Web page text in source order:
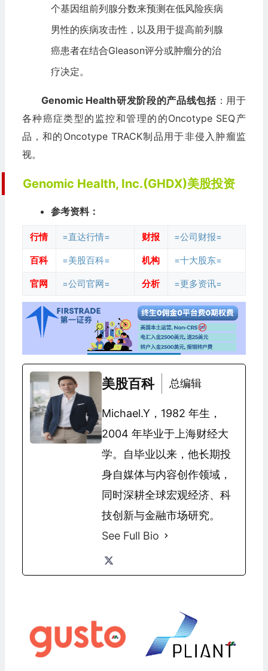
个基因组前列腺分数来预测在低风险疾病
男性的疾病攻击性，以及用于提高前列腺
癌患者在结合Gleason评分或肿瘤分的治
疗决定。
Genomic Health研发阶段的产品线包括：用于
各种癌症类型的监控和管理的的Oncotype SEQ产
品，和的Oncotype TRACK制品用于非侵入肿瘤监
视。
Genomic Health, Inc.(GHDX)美股投资
参考资料：
行情 =直达行情= 财报 =公司财报=
百科 =美股百科= 机构 =十大股东=
官网 =公司官网= 分析 =更多资讯=
美股百科 总编辑
Michael.Y，1982 年生，
2004 年毕业于上海财经大
学。自毕业以来，他长期投
身自媒体与内容创作领域，
同时深耕全球宏观经济、科
技创新与金融市场研究。
See Full Bio